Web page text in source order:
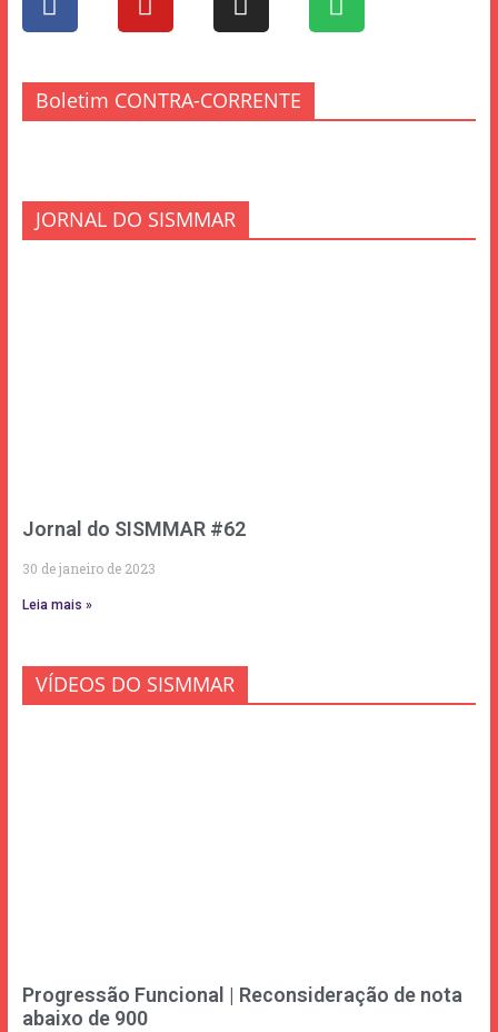
Boletim CONTRA-CORRENTE
JORNAL DO SISMMAR
Jornal do SISMMAR #62
30 de janeiro de 2023
Leia mais »
VÍDEOS DO SISMMAR
Progressão Funcional | Reconsideração de nota
abaixo de 900